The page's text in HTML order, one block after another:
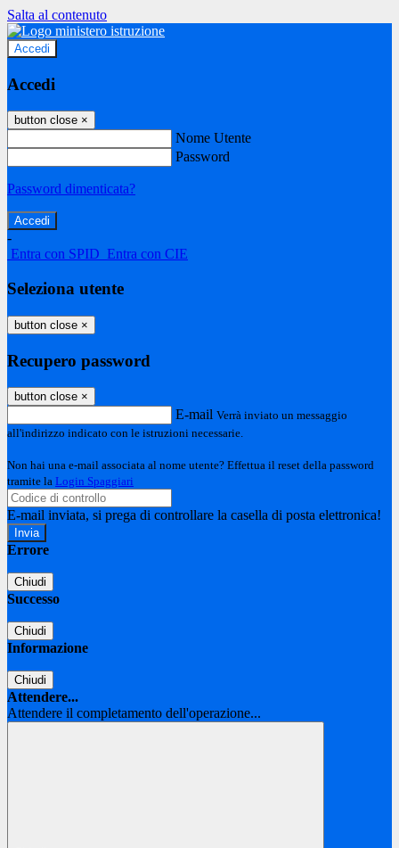
Salta al contenuto
Accedi
Accedi
button close ×
Nome Utente
Password
Password dimenticata?
-
Entra con SPID Entra con CIE
Seleziona utente
button close ×
Recupero password
button close ×
E-mail Verrà inviato un messaggio
all'indirizzo indicato con le istruzioni necessarie.
Non hai una e-mail associata al nome utente? Effettua il reset della password
tramite la Login Spaggiari
E-mail inviata, si prega di controllare la casella di posta elettronica!
Errore
Chiudi
Successo
Chiudi
Informazione
Chiudi
Attendere...
Attendere il completamento dell'operazione...